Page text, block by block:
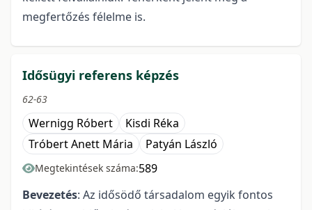
megfertőzés félelme is.
Idősügyi referens képzés
62-63
Wernigg Róbert
Kisdi Réka
Tróbert Anett Mária
Patyán László
Megtekintések száma:589
Bevezetés: Az idősödő társadalom egyik fontos